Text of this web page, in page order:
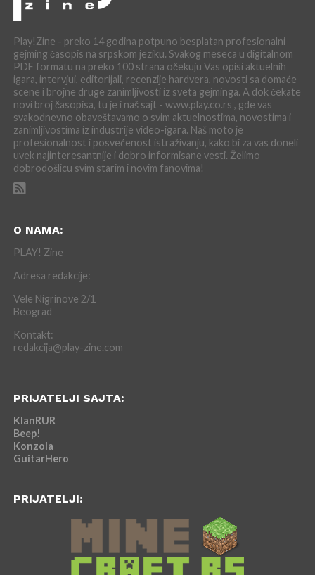
Play!Zine - preko 14 godina potpuno besplatan profesionalni
gejming časopis na srpskom jeziku. Svakog meseca u digitalnom
PDF formatu na preko 100 strana očekuju Vas opisi aktuelnih
igara, intervjui, editorijali, recenzije hardvera, novosti sa domaće
scene i brojne druge zanimljivosti iz sveta gejminga. A dok čekate
novi broj časopisa, tu je i naš sajt - www.play.co.rs , gde vas
svakodnevno obaveštavamo o svim aktuelnostima, novostima i
zanimljivostima iz industrije video-igara. Naš moto je
profesionalnost i posvećenost istraživanju, kako bi za vas doneli
uvek najinteresantnije i dobro informisane vesti. Želimo
dobrodošlicu svim starim i novim fanovima!
O NAMA:
PLAY! Zine
Adresa redakcije:
Vele Nigrinove 2/1
Beograd
Kontakt:
redakcija@play-zine.com
PRIJATELJI SAJTA:
KlanRUR
Beep!
Konzola
GuitarHero
PRIJATELJI: